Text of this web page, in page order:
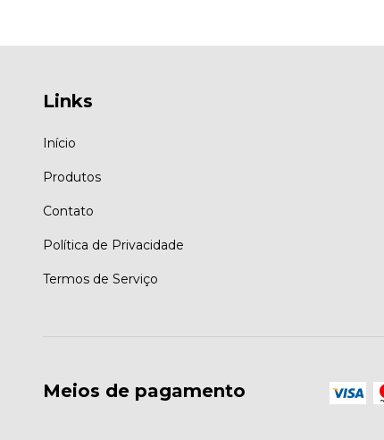
Links
Início
Produtos
Contato
Política de Privacidade
Termos de Serviço
Meios de pagamento